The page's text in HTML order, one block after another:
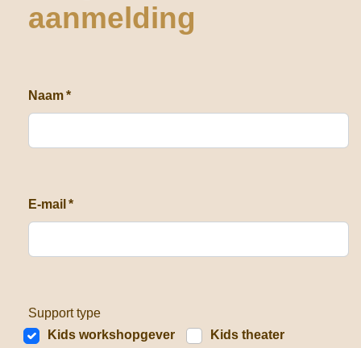
aanmelding
Naam*
E-mail *
Support type
Kids workshopgever
Kids theater